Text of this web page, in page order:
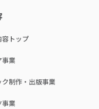
容トップ
事業
ク制作・出版事業
事業